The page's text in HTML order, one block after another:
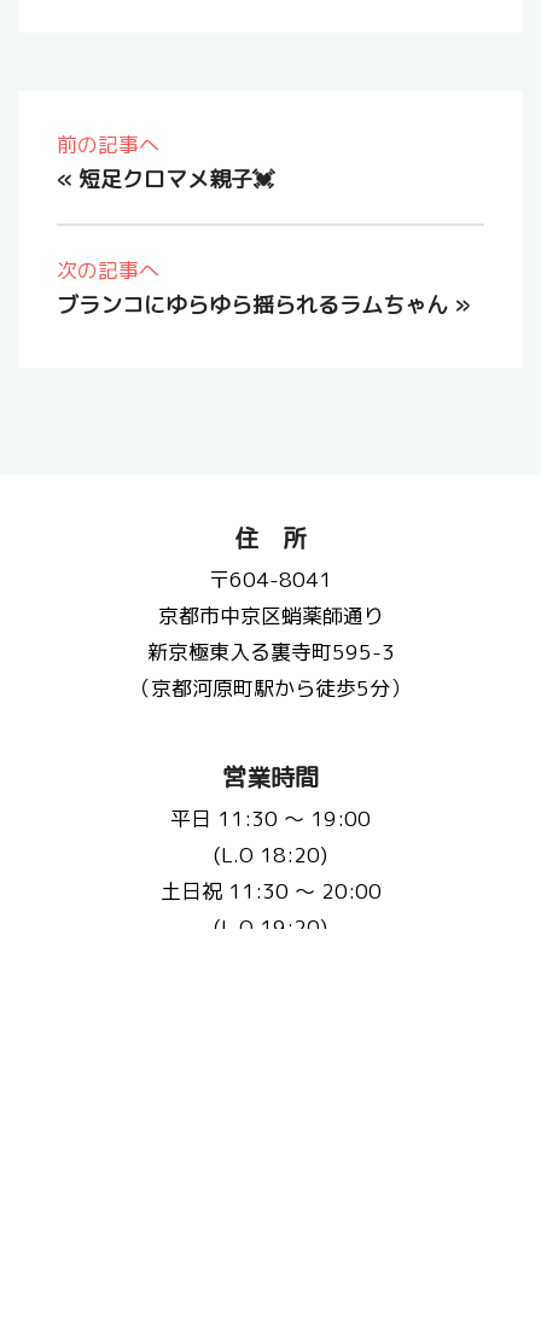
前の記事へ
« 短足クロマメ親子💓
次の記事へ
ブランコにゆらゆら揺られるラムちゃん »
住 所
〒604-8041
京都市中京区蛸薬師通り
新京極東入る裏寺町595-3
（京都河原町駅から徒歩5分）
営業時間
平日 11:30 〜 19:00
(L.O 18:20)
土日祝 11:30 〜 20:00
(L.O 19:20)